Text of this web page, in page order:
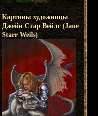
Картины художницы
Джейн Стар Вейлс (Jane
Starr Weils)